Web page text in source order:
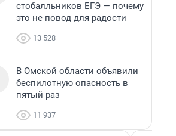
стобалльников ЕГЭ — почему
это не повод для радости
13 528
В Омской области объявили
беспилотную опасность в
пятый раз
11 937